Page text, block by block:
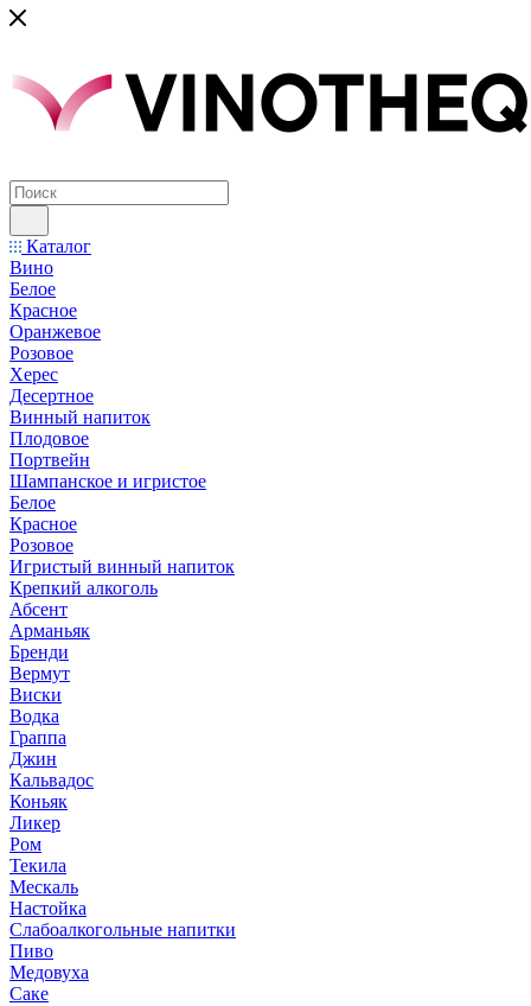
Каталог
Вино
Белое
Красное
Оранжевое
Розовое
Херес
Десертное
Винный напиток
Плодовое
Портвейн
Шампанское и игристое
Белое
Красное
Розовое
Игристый винный напиток
Крепкий алкоголь
Абсент
Арманьяк
Бренди
Вермут
Виски
Водка
Граппа
Джин
Кальвадос
Коньяк
Ликер
Ром
Текила
Мескаль
Настойка
Слабоалкогольные напитки
Пиво
Медовуха
Саке